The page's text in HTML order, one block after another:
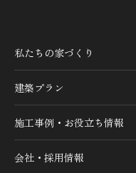
私たちの家づくり
建築プラン
施工事例・お役立ち情報
会社・採用情報